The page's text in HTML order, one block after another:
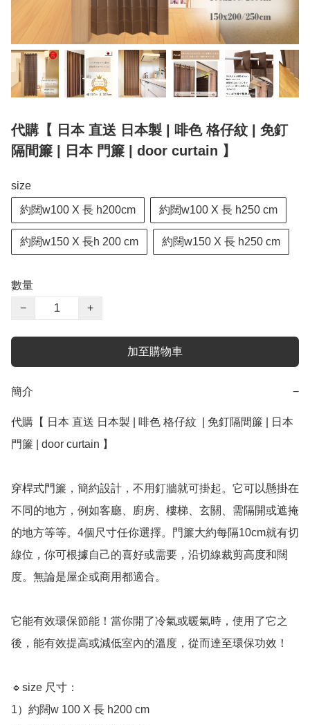
代購【 日本 直送 日本製 | 啡色 格仔紋 | 免釘
隔間簾 | 日本 門簾 | door curtain 】
size
約闊w100 X 長 h200cm 約闊w100 X 長 h250 cm
約闊w150 X 長h 200 cm 約闊w150 X 長 h250 cm
數量
−
+
加至購物車
簡介 −
代購【 日本 直送 日本製 | 啡色 格仔紋  | 免釘隔間簾 | 日本
門簾 | door curtain 】
穿桿式門簾，簡約設計，不用釘牆就可掛起。它可以懸掛在
不同的地方，例如客廳、廚房、樓梯、玄關、需隔開或遮掩
的地方等等。4個尺寸任你選擇。門簾大約每隔10cm就有切
線位，你可根據自己的喜好或需要，沿切線裁剪高度和闊
度。無論是屋企或商用都適合。
它能有效環保節能！當你開了冷氣或暖氣時，使用了它之
後，能有效提高或減低室內的溫度，從而達至環保功效！
🔹size 尺寸：
1）約闊w 100 X 長 h200 cm